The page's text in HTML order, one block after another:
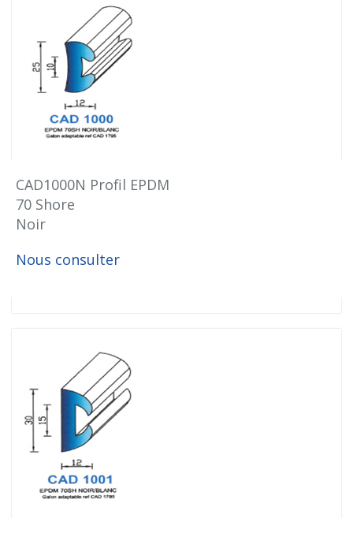
CAD1000N Profil EPDM
70 Shore
Noir
Nous consulter